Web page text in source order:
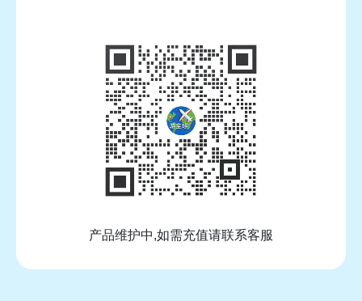
产品维护中,如需充值请联系客服